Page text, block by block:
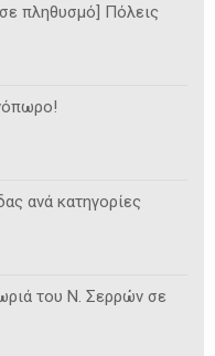
πληθυσμό] Πόλεις
ανά κατηγορίες
του Ν. Σερρών σε